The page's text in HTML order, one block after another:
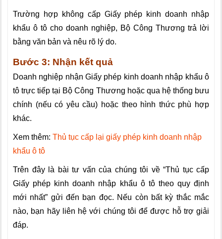
Trường hợp không cấp Giấy phép kinh doanh nhập
khẩu ô tô cho doanh nghiệp, Bộ Công Thương trả lời
bằng văn bản và nêu rõ lý do.
Bước 3: Nhận kết quả
Doanh nghiệp nhận Giấy phép kinh doanh nhập khẩu ô
tô trực tiếp tại Bộ Công Thương hoặc qua hệ thống bưu
chính (nếu có yêu cầu) hoặc theo hình thức phù hợp
khác.
Xem thêm: Thủ tục cấp lại giấy phép kinh doanh nhập
khẩu ô tô
Trên đây là bài tư vấn của chúng tôi về “Thủ tục cấp
Giấy phép kinh doanh nhập khẩu ô tô theo quy định
mới nhất” gửi đến bạn đọc. Nếu còn bất kỳ thắc mắc
nào, bạn hãy liên hệ với chúng tôi để được hỗ trợ giải
đáp.